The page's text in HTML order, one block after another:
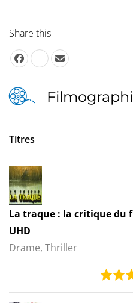
Share this
Titres
La traque : la critique du
UHD
Drame, Thriller